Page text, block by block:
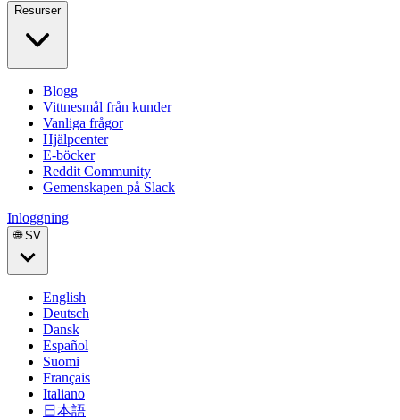
Resurser
Blogg
Vittnesmål från kunder
Vanliga frågor
Hjälpcenter
E-böcker
Reddit Community
Gemenskapen på Slack
Inloggning
🌐 SV
English
Deutsch
Dansk
Español
Suomi
Français
Italiano
日本語